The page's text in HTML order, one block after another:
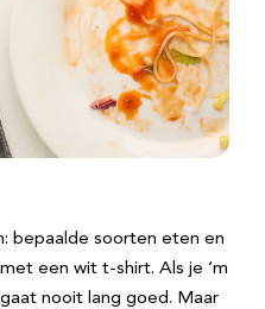
bepaalde soorten eten en
een wit t-shirt. Als je ‘m
nooit lang goed. Maar